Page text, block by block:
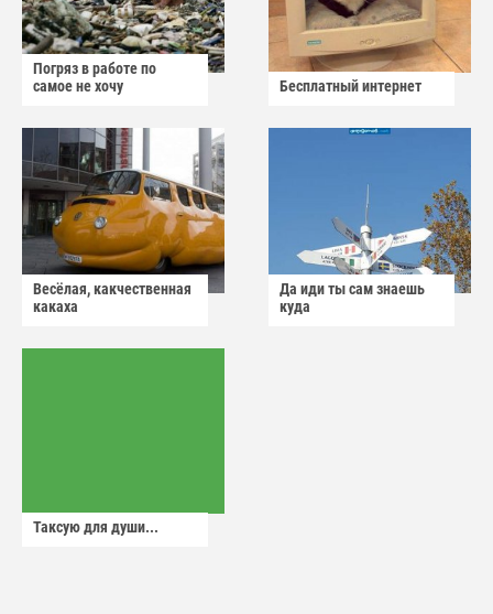
Погряз в работе по
самое не хочу
Бесплатный интернет
Весёлая, какчественная
какаха
Да иди ты сам знаешь
куда
Таксую для души...